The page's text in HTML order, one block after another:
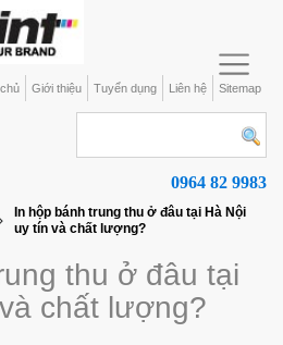
Giới thiệu Tuyển dụng Liên hệ Sitemap
0964 82 9983
In hộp bánh trung thu ở đâu tại Hà Nội
uy tín và chất lượng?
thu ở đâu tại
chất lượng?